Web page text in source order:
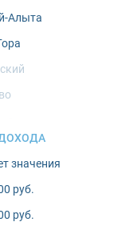
Алыта
значения
руб.
руб.